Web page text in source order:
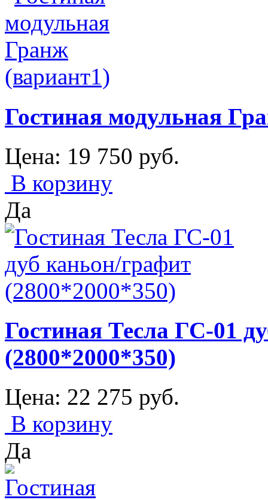
Гостиная модульная
Цена: 19 750 руб.
В корзину
Да
Гостиная Тесла ГС-01
(2800*2000*350)
Цена: 22 275 руб.
В корзину
Да